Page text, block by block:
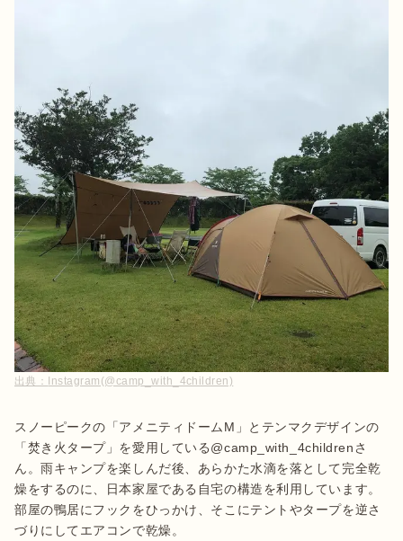
出典： Instagram(@camp_with_4children)
スノーピークの「アメニティドームM」とテンマクデザインの
「焚き火タープ」を愛用している@camp_with_4childrenさ
ん。雨キャンプを楽しんだ後、あらかた水滴を落として完全乾
燥をするのに、日本家屋である自宅の構造を利用しています。
部屋の鴨居にフックをひっかけ、そこにテントやタープを逆さ
づりにしてエアコンで乾燥。